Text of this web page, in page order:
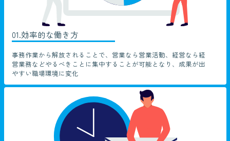
01.効率的な働き方
事務作業から解放されることで、営業なら営業活動、経営なら経
営業務などやるべきことに集中することが可能となり、成果が出
やすい職場環境に変化